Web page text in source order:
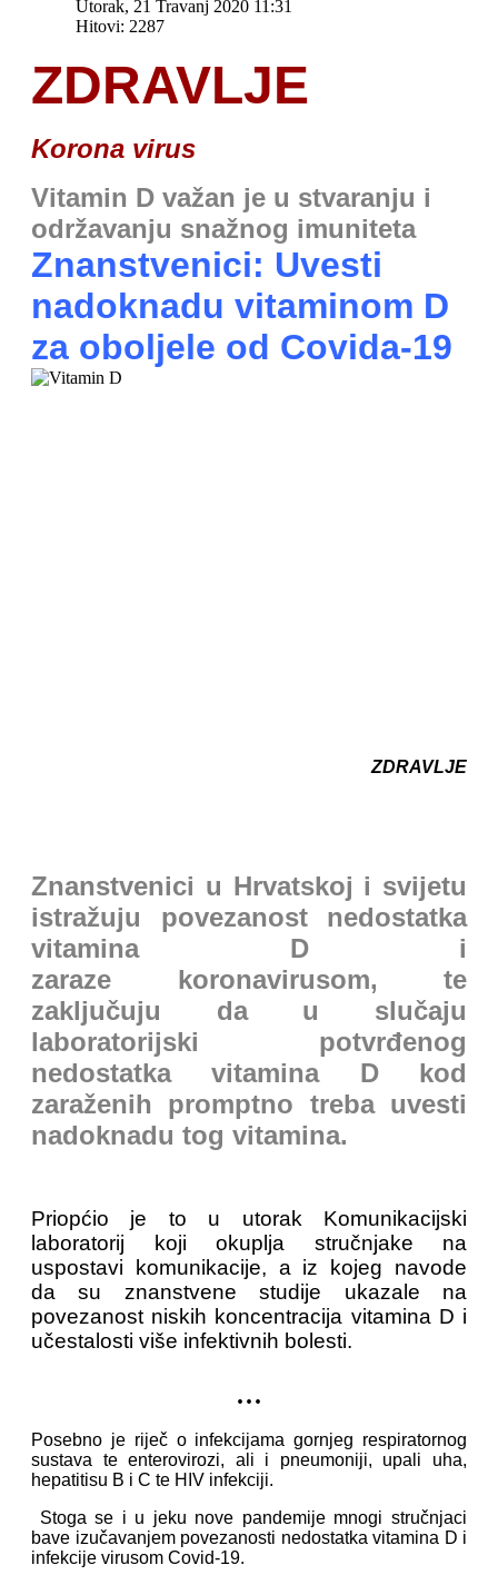
Utorak, 21 Travanj 2020 11:31
Hitovi: 2287
ZDRAVLJE
Korona virus
Vitamin D važan je u stvaranju i
održavanju snažnog imuniteta
Znanstvenici: Uvesti
nadoknadu vitaminom D
za oboljele od Covida-19
ZDRAVLJE
Znanstvenici u Hrvatskoj i svijetu
istražuju povezanost nedostatka
vitamina D i
zaraze koronavirusom, te
zaključuju da u slučaju
laboratorijski potvrđenog
nedostatka vitamina D kod
zaraženih promptno treba uvesti
nadoknadu tog vitamina.
Priopćio je to u utorak Komunikacijski
laboratorij koji okuplja stručnjake na
uspostavi komunikacije, a iz kojeg navode
da su znanstvene studije ukazale na
povezanost niskih koncentracija vitamina D i
učestalosti više infektivnih bolesti.
...
Posebno je riječ o infekcijama gornjeg respiratornog
sustava te enterovirozi, ali i pneumoniji, upali uha,
hepatitisu B i C te HIV infekciji.
Stoga se i u jeku nove pandemije mnogi stručnjaci
bave izučavanjem povezanosti nedostatka vitamina D i
infekcije virusom Covid-19.